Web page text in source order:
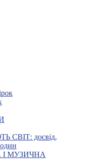
СВІТ: досвід,
МУЗИЧНА